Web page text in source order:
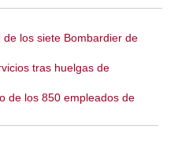
los siete Bombardier de
tras huelgas de
de los 850 empleados de